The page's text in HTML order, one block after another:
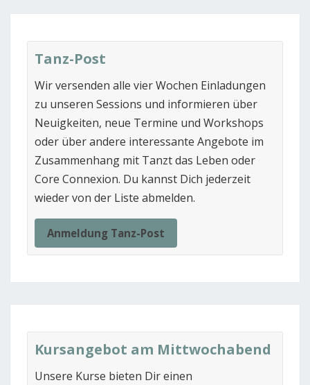
Tanz-Post
Wir versenden alle vier Wochen Einladungen
zu unseren Sessions und informieren über
Neuigkeiten, neue Termine und Workshops
oder über andere interessante Angebote im
Zusammenhang mit Tanzt das Leben oder
Core Connexion. Du kannst Dich jederzeit
wieder von der Liste abmelden.
Anmeldung Tanz-Post
Kursangebot am Mittwochabend
Unsere Kurse bieten Dir einen